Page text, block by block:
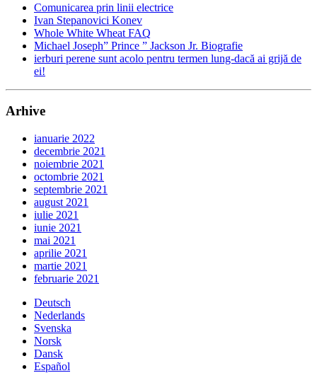
Comunicarea prin linii electrice
Ivan Stepanovici Konev
Whole White Wheat FAQ
Michael Joseph” Prince ” Jackson Jr. Biografie
ierburi perene sunt acolo pentru termen lung-dacă ai grijă de
ei!
Arhive
ianuarie 2022
decembrie 2021
noiembrie 2021
octombrie 2021
septembrie 2021
august 2021
iulie 2021
iunie 2021
mai 2021
aprilie 2021
martie 2021
februarie 2021
Deutsch
Nederlands
Svenska
Norsk
Dansk
Español